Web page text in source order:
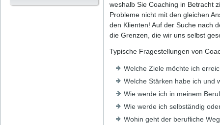
weshalb Sie Coaching in Betracht
Probleme nicht mit den gleichen
den Klienten! Auf der Suche nach
die Grenzen, die wir uns selbst
Typische Fragestellungen von
Welche Ziele möchte ich
Welche Stärken habe ich und
Wie werde ich in meinem
Wie werde ich selbständig
Wohin geht der berufliche